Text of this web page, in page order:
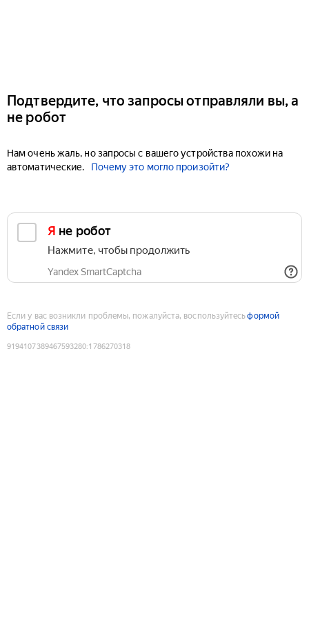
Подтвердите, что запросы отправляли вы, а
не робот
Нам очень жаль, но запросы с вашего устройства похожи на
автоматические.
Почему это могло произойти?
Я не робот
Нажмите, чтобы продолжить
Yandex SmartCaptcha
Если у вас возникли проблемы, пожалуйста, воспользуйтесьформой
обратной связи
9194107389467593280:1786270318